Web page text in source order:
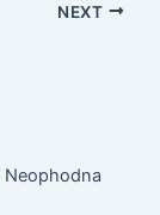
NEXT
Neophodna